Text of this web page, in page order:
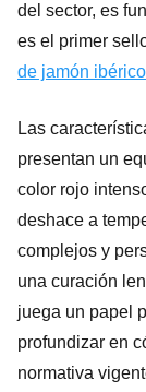
del sector, es
es el primer
de jamón
Las
presentan un
color rojo
deshace a
complejos y
una curación
juega un papel
profundizar en
normativa